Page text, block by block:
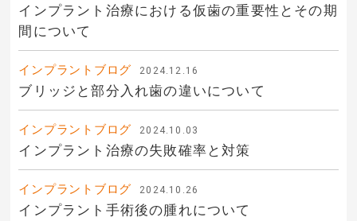
インプラント治療における仮歯の重要性とその期
間について
インプラントブログ 2024.12.16
ブリッジと部分入れ歯の違いについて
インプラントブログ 2024.10.03
インプラント治療の失敗確率と対策
インプラントブログ 2024.10.26
インプラント手術後の腫れについて